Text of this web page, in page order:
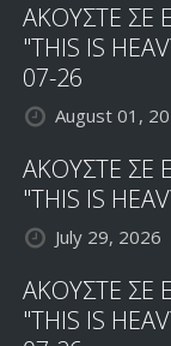
ΑΚΟΥΣΤΕ
"THIS IS
07-26
August 01,
ΑΚΟΥΣΤΕ
"THIS IS
July 29, 2026
ΑΚΟΥΣΤΕ
"THIS IS